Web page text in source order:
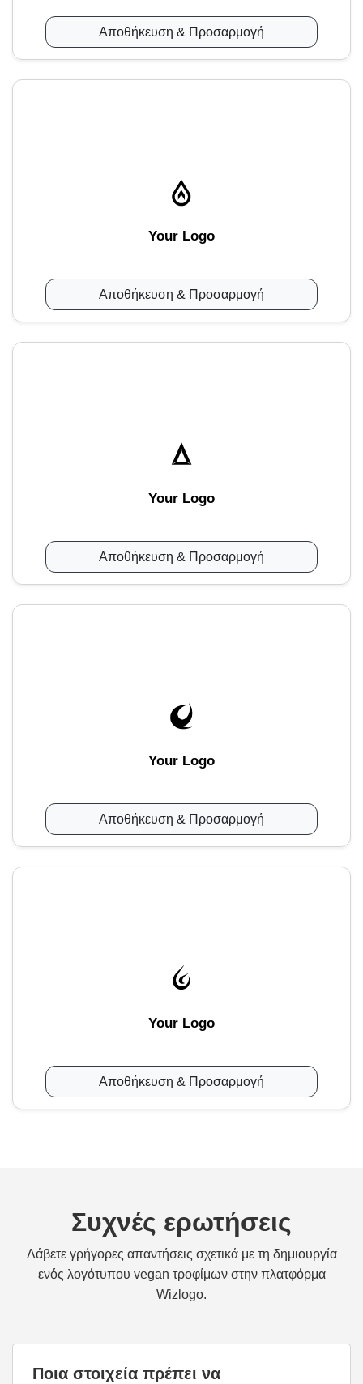
Αποθήκευση & Προσαρμογή
Your Logo
Αποθήκευση & Προσαρμογή
Your Logo
Αποθήκευση & Προσαρμογή
Your Logo
Αποθήκευση & Προσαρμογή
Your Logo
Αποθήκευση & Προσαρμογή
Συχνές ερωτήσεις
Λάβετε γρήγορες απαντήσεις σχετικά με τη δημιουργία
ενός λογότυπου vegan τροφίμων στην πλατφόρμα
Wizlogo.
Ποια στοιχεία πρέπει να